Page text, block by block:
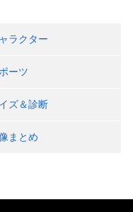
ラクター
ーツ
ズ＆診断
まとめ